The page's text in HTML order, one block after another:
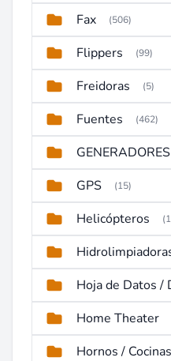
Fax (506)
Flippers (99)
Freidoras (5)
Fuentes (462)
GENERADORES
GPS (15)
Helicópteros
Hoja de Datos /
Home Theater
Hornos / Cocinas